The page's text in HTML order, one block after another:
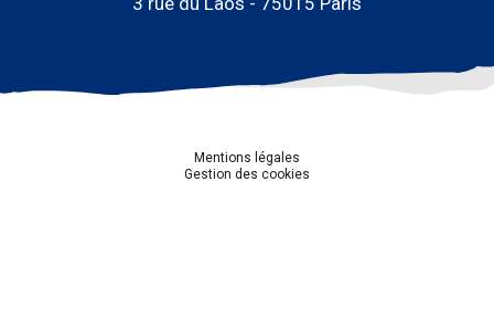
Mentions légales
Gestion des cookies